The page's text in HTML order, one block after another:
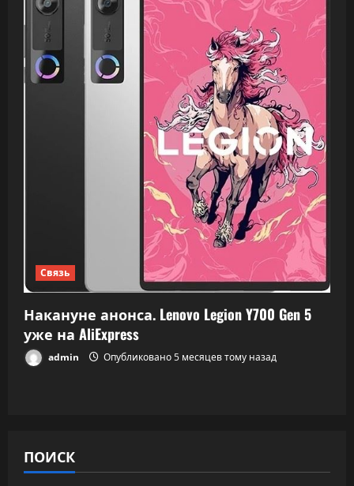
Связь
Накануне анонса. Lenovo Legion Y700 Gen 5
уже на AliExpress
admin Опубликовано 5 месяцев тому назад
ПОИСК